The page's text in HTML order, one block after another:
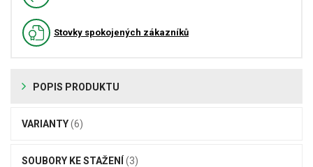
Stovky spokojených zákazníků
POPIS PRODUKTU
VARIANTY(6)
SOUBORY KE STAŽENÍ (3)